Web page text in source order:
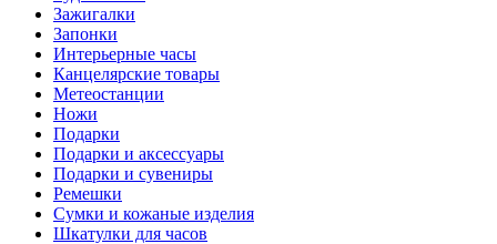
Зажигалки
Запонки
Интерьерные часы
Канцелярские товары
Метеостанции
Ножи
Подарки
Подарки и аксессуары
Подарки и сувениры
Ремешки
Сумки и кожаные изделия
Шкатулки для часов